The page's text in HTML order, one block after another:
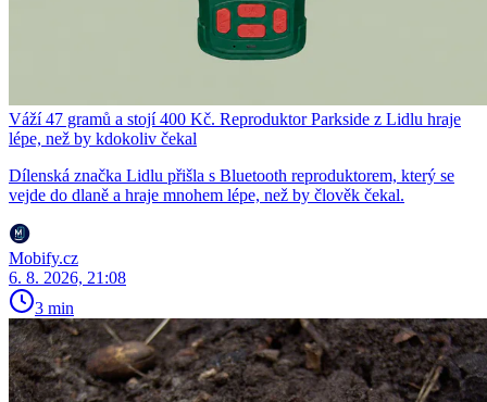
Váží 47 gramů a stojí 400 Kč. Reproduktor Parkside z Lidlu hraje
lépe, než by kdokoliv čekal
Dílenská značka Lidlu přišla s Bluetooth reproduktorem, který se
vejde do dlaně a hraje mnohem lépe, než by člověk čekal.
Mobify.cz
6. 8. 2026, 21:08
3 min